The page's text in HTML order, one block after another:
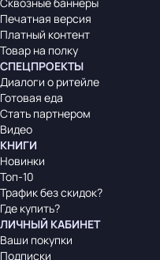
Сквозные баннеры
Печатная версия
Платный контент
Товар на полку
СПЕЦПРОЕКТЫ
Диалоги о ритейле
Готовая еда
Стать партнером
Видео
КНИГИ
Новинки
Топ-10
Трафик без скидок?
Где купить?
ЛИЧНЫЙ КАБИНЕТ
Ваши покупки
Подписки